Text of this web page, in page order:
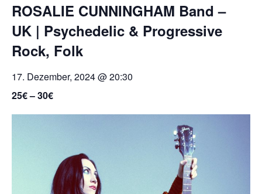
ROSALIE CUNNINGHAM Band –
UK | Psychedelic & Progressive
Rock, Folk
17. Dezember, 2024 @ 20:30
25€ – 30€